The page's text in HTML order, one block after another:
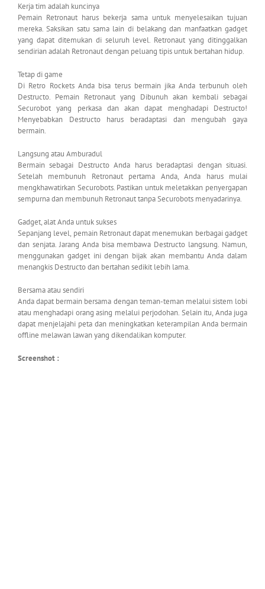
Kerja tim adalah kuncinya
Pemain Retronaut harus bekerja sama untuk menyelesaikan tujuan
mereka. Saksikan satu sama lain di belakang dan manfaatkan gadget
yang dapat ditemukan di seluruh level. Retronaut yang ditinggalkan
sendirian adalah Retronaut dengan peluang tipis untuk bertahan hidup.
Tetap di game
Di Retro Rockets Anda bisa terus bermain jika Anda terbunuh oleh
Destructo. Pemain Retronaut yang Dibunuh akan kembali sebagai
Securobot yang perkasa dan akan dapat menghadapi Destructo!
Menyebabkan Destructo harus beradaptasi dan mengubah gaya
bermain.
Langsung atau Amburadul
Bermain sebagai Destructo Anda harus beradaptasi dengan situasi.
Setelah membunuh Retronaut pertama Anda, Anda harus mulai
mengkhawatirkan Securobots. Pastikan untuk meletakkan penyergapan
sempurna dan membunuh Retronaut tanpa Securobots menyadarinya.
Gadget, alat Anda untuk sukses
Sepanjang level, pemain Retronaut dapat menemukan berbagai gadget
dan senjata. Jarang Anda bisa membawa Destructo langsung. Namun,
menggunakan gadget ini dengan bijak akan membantu Anda dalam
menangkis Destructo dan bertahan sedikit lebih lama.
Bersama atau sendiri
Anda dapat bermain bersama dengan teman-teman melalui sistem lobi
atau menghadapi orang asing melalui perjodohan. Selain itu, Anda juga
dapat menjelajahi peta dan meningkatkan keterampilan Anda bermain
offline melawan lawan yang dikendalikan komputer.
Screenshot :